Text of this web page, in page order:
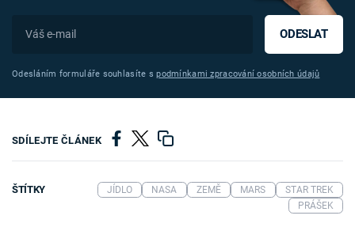
ODESLAT
Odesláním formuláře souhlasíte spodmínkami zpracování osobních údajů
SDÍLEJTE ČLÁNEK
ŠTÍTKY JÍDLO NASA ZEMĚ MARS
STAR TREK
PRÁŠEK